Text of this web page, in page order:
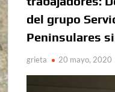
del grupo
Peninsulares
grieta 20 mayo, 2020